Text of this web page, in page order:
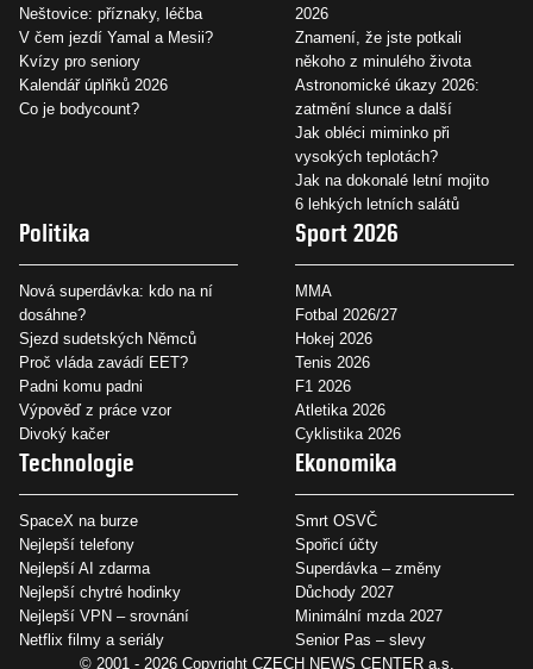
Neštovice: příznaky, léčba
V čem jezdí Yamal a Mesii?
Kvízy pro seniory
Kalendář úplňků 2026
Co je bodycount?
2026
Znamení, že jste potkali
někoho z minulého života
Astronomické úkazy 2026:
zatmění slunce a další
Jak obléci miminko při
vysokých teplotách?
Jak na dokonalé letní mojito
6 lehkých letních salátů
Politika
Nová superdávka: kdo na ní
dosáhne?
Sjezd sudetských Němců
Proč vláda zavádí EET?
Padni komu padni
Výpověď z práce vzor
Divoký kačer
Sport 2026
MMA
Fotbal 2026/27
Hokej 2026
Tenis 2026
F1 2026
Atletika 2026
Cyklistika 2026
Technologie
SpaceX na burze
Nejlepší telefony
Nejlepší AI zdarma
Nejlepší chytré hodinky
Nejlepší VPN – srovnání
Netflix filmy a seriály
Ekonomika
Smrt OSVČ
Spořicí účty
Superdávka – změny
Důchody 2027
Minimální mzda 2027
Senior Pas – slevy
© 2001 - 2026 Copyright CZECH NEWS CENTER a.s.